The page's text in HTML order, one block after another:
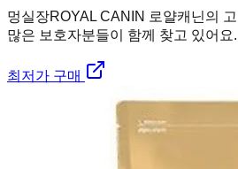
멍실장ROYAL CANIN 로얄캐닌의
많은 보호자분들이 함께 찾고 있어요.
최저가 구매